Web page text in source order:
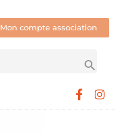
Mon compte association